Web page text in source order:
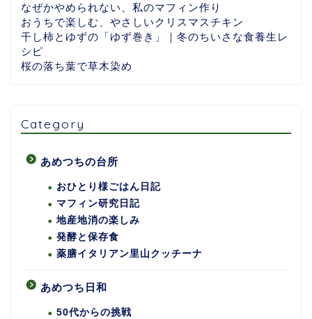
なぜかやめられない、私のマフィン作り
おうちで楽しむ、やさしいクリスマスチキン
干し柿とゆずの「ゆず巻き」｜冬のちいさな食養生レ
シピ
桜の落ち葉で草木染め
Category
あめつちの台所
おひとり様ごはん日記
マフィン研究日記
地産地消の楽しみ
発酵と保存食
薬膳イタリアン里山クッチーナ
あめつち日和
50代からの挑戦